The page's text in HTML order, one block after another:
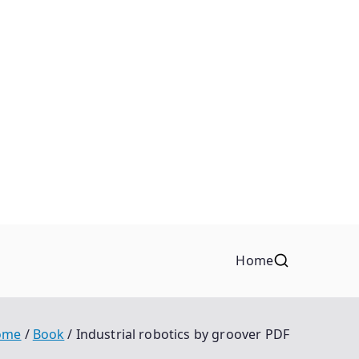
Home
Book Industrial robotics by groover PDF